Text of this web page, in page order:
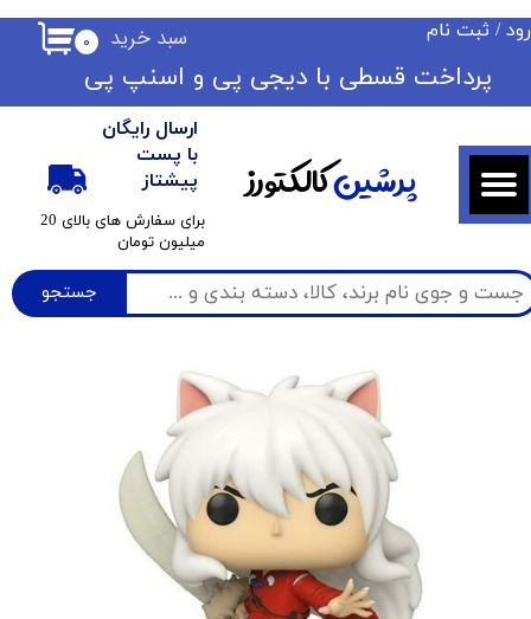
جستجو
ارسال رایگان
با پست
پیشتاز
​برای سفارش های بالای 20
میلیون تومان
۰ سبد خرید / ثبت نام
حساب کاربری من
تغییر گذر واژه
سفارشات
خروج از حساب کاربری
​​پرداخت قسطی با دیجی پی ​​​​​​​و اسنپ پی
پرشینکالکتورز